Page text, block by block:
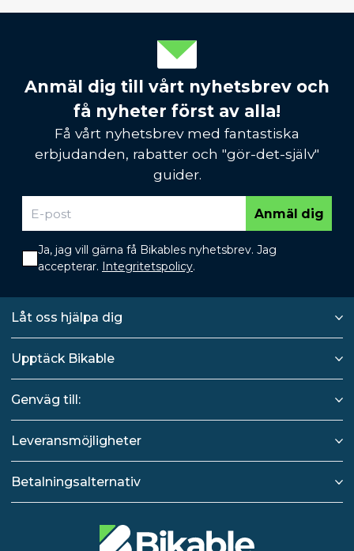
Anmäl dig till vårt nyhetsbrev och
få nyheter först av alla!
Få vårt nyhetsbrev med fantastiska
erbjudanden, rabatter och "gör-det-själv"
guider.
Anmäl dig
Ja, jag vill gärna få Bikables nyhetsbrev. Jag
accepterar. Integritetspolicy.
Låt oss hjälpa dig
Upptäck Bikable
Genväg till:
Leveransmöjligheter
Betalningsalternativ